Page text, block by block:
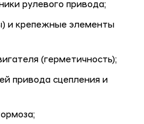
рулевого привода;
и крепежные элементы
(герметичность);
привода сцепления и